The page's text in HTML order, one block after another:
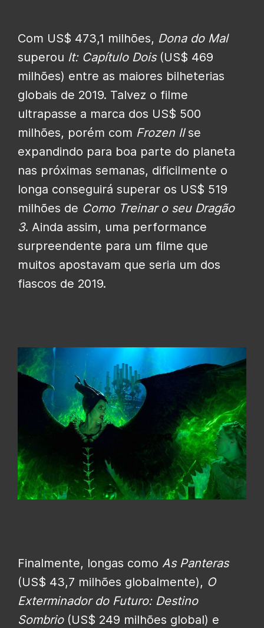
Com US$ 473,1 milhões, Dona do Mal
superou It: Capítulo Dois(US$ 469
milhões) entre as maiores bilheterias
globais de 2019. Talvez o filme
ultrapasse a marca dos US$ 500
milhões, porém com Frozen IIse
expandindo para boa parte do planeta
nas próximas semanas, dificilmente o
longa conseguirá superar os US$ 519
milhões de Como Treinar o seu Dragão
3. Ainda assim, uma performance
surpreendente para um filme que
muitos apostavam que seria um dos
fiascos de 2019.
Finalmente, longas como As Panteras
(US$ 43,7 milhões globalmente), O
Exterminador do Futuro: Destino
Sombrio(US$ 249 milhões global) e